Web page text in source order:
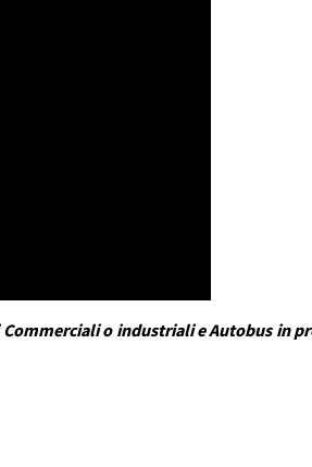
o industriali e Autobus in